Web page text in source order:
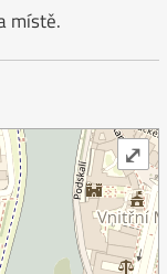
místě.
⤢